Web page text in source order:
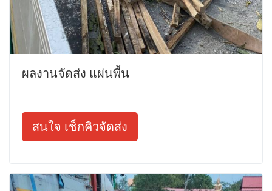
ผลงานจัดส่ง แผ่นพื้น
สนใจ เช็กคิวจัดส่ง